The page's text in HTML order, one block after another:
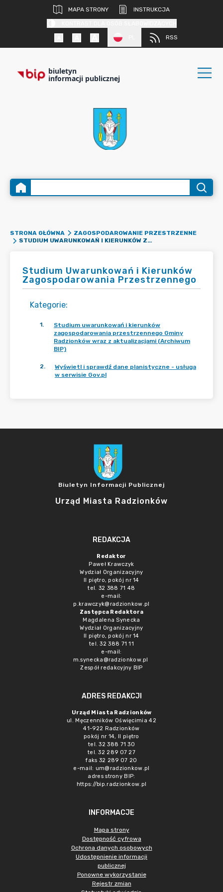
MAPA STRONY
INSTRUKCJA
RSS
biuletyn
informacji publicznej
STRONA GŁÓWNA
ZAGOSPODAROWANIE PRZESTRZENNE
STUDIUM UWARUNKOWAŃ I KIERUNKÓW ZAGOSPODAROWANIA PRZESTRZENNEGO
Studium Uwarunkowań i Kierunków
Zagospodarowania Przestrzennego
Kategorie:
1.
Studium uwarunkowań i kierunków
zagospodarowania przestrzennego Gminy
Radzionków wraz z aktualizacjami (Archiwum
BIP)
2.
Wyświetl i sprawdź dane planistyczne - usługa
w serwisie Gov.pl
Biuletyn Informacji Publicznej
Urząd Miasta Radzionków
REDAKCJA
Redaktor
Paweł Krawczyk
Wydział Organizacyjny
II piętro, pokój nr 14
tel. 32 388 71 48
e-mail:
p.krawczyk@radzionkow.pl
Zastępca Redaktora
Magdalena Synecka
Wydział Organizacyjny
II piętro, pokój nr 14
tel. 32 388 71 11
e-mail:
m.synecka@radzionkow.pl
Zespół redakcyjny BIP
ADRES REDAKCJI
Urząd Miasta Radzionków
ul. Męczenników Oświęcimia 42
41-922 Radzionków
pokój nr 14, II piętro
tel. 32 388 71 30
tel. 32 289 07 27
faks 32 289 07 20
e-mail: um@radzionkow.pl
adres strony BIP:
https://bip.radzionkow.pl
INFORMACJE
Mapa strony
Dostępność cyfrowa
Ochrona danych osobowych
Udostępnienie informacji
publicznej
Ponowne wykorzystanie
Rejestr zmian